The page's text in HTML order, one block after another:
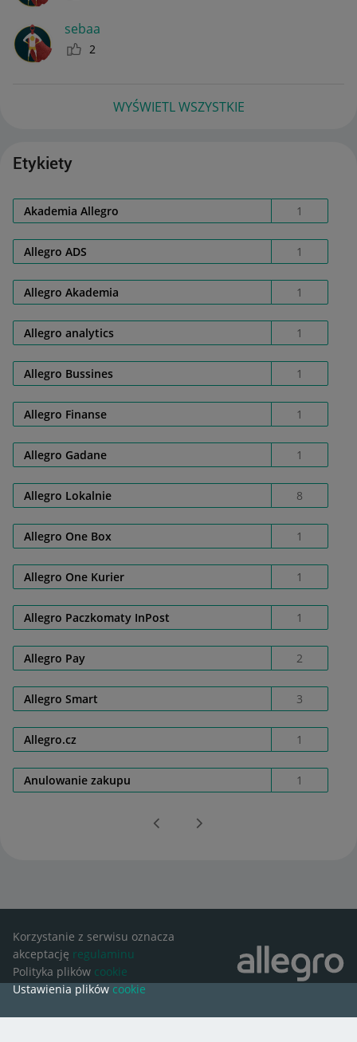
sebaa
2
WYŚWIETL WSZYSTKIE
Etykiety
Akademia Allegro 1
Allegro ADS 1
Allegro Akademia 1
Allegro analytics 1
Allegro Bussines 1
Allegro Finanse 1
Allegro Gadane 1
Allegro Lokalnie 8
Allegro One Box 1
Allegro One Kurier 1
Allegro Paczkomaty InPost 1
Allegro Pay 2
Allegro Smart 3
Allegro.cz 1
Anulowanie zakupu 1
Korzystanie z serwisu oznacza
akceptację regulaminu
Polityka plików cookie
Ustawienia plików cookie